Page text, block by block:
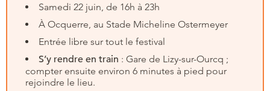
Samedi 22 juin, de 16h à 23h
À Ocquerre, au Stade Micheline Ostermeyer
Entrée libre sur tout le festival
S’y rendre en train : Gare de Lizy-sur-Ourcq ;
compter ensuite environ 6 minutes à pied pour
rejoindre le lieu.